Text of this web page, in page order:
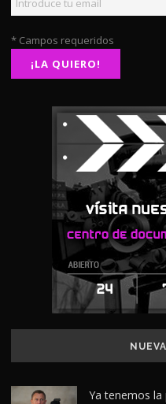
* Campos requeridos
Ya tenemos la